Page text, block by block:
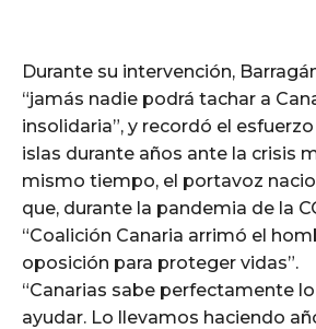
Durante su intervención,
“jamás nadie podrá tachar a
insolidaria”, y recordó el
islas durante años ante la crisis
mismo tiempo, el portavoz
que, durante la pandemia de la
“Coalición Canaria arrimó el
oposición para proteger vidas”.
“Canarias sabe perfectamente
ayudar. Lo llevamos haciendo